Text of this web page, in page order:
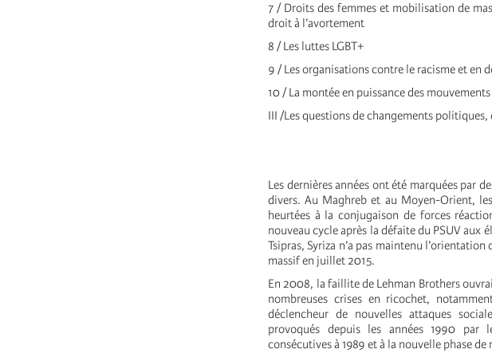
7 / Droits des femmes et mobilisation de
droit à l’avortement
8 / Les luttes LGBT+
9 / Les organisations contre le racisme et en
10 / La montée en puissance des
III /Les questions de changements
Les dernières années ont été marquées par
divers. Au Maghreb et au Moyen-Orient,
heurtées à la conjugaison de forces
nouveau cycle après la défaite du PSUV aux
Tsipras, Syriza n’a pas maintenu
massif en juillet 2015.
En 2008, la faillite de Lehman Brothers
nombreuses crises en ricochet,
déclencheur de nouvelles attaques
provoqués depuis les années 1990 par
consécutives à 1989 et à la nouvelle phase